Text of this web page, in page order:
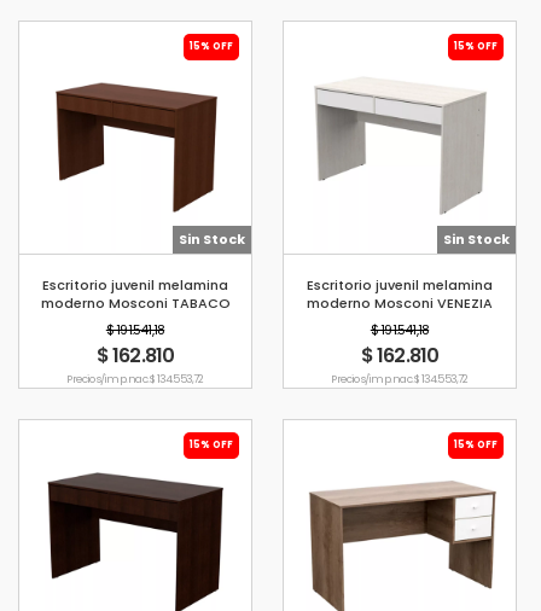
15% OFF
Sin Stock
Escritorio juvenil melamina
moderno Mosconi TABACO
$ 191.541,18
$ 162.810
Precio s/imp. nac. $ 134.553,72
15% OFF
Sin Stock
Escritorio juvenil melamina
moderno Mosconi VENEZIA
$ 191.541,18
$ 162.810
Precio s/imp. nac. $ 134.553,72
15% OFF 15% OFF